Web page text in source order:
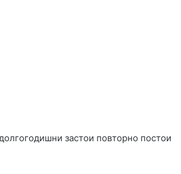
застои повторно постои